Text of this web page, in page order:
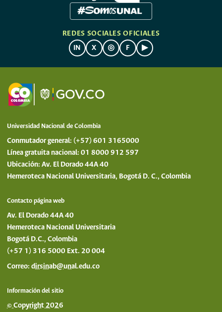
REDES SOCIALES OFICIALES
IN
X ◎ F ▶
Universidad Nacional de Colombia
Conmutador general: (+57) 601 3165000
Línea gratuita nacional: 01 8000 912 597
Ubicación: Av. El Dorado 44A 40
Hemeroteca Nacional Universitaria, Bogotá D. C., Colombia
Contacto página web
Av. El Dorado 44A 40
Hemeroteca Nacional Universitaria
Bogotá D.C., Colombia
(+57 1) 316 5000 Ext. 20 004
Correo: dirsinab@unal.edu.co
Información del sitio
© Copyright 2026